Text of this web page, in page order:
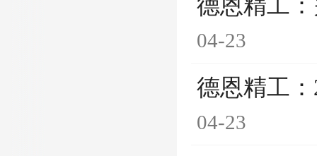
德恩精工
04-23
德恩精工
04-23